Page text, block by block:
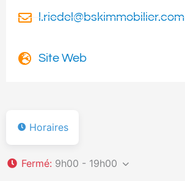
l.riedel@bskimmobilier.com
Site Web
Horaires
Fermé: 9h00 - 19h00